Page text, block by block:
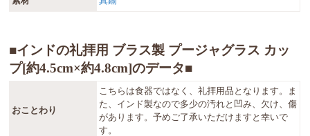
■インドの礼拝用 ブラス製 プージャグラス カッ
プ[約4.5cm×約4.8cm]のデータ■
おことわり
こちらは食器ではなく、礼拝用品となります。ま
た、インド製なので多少の汚れと凹み、欠け、傷
があります。予めご了承いただけますと幸いで
す。